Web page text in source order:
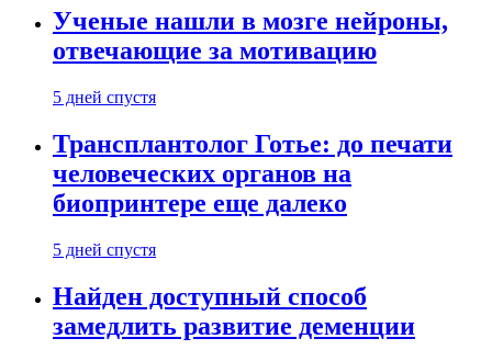
Ученые нашли в мозге нейроны,
отвечающие за мотивацию
5 дней спустя
Трансплантолог Готье: до печати
человеческих органов на
биопринтере еще далеко
5 дней спустя
Найден доступный способ
замедлить развитие деменции